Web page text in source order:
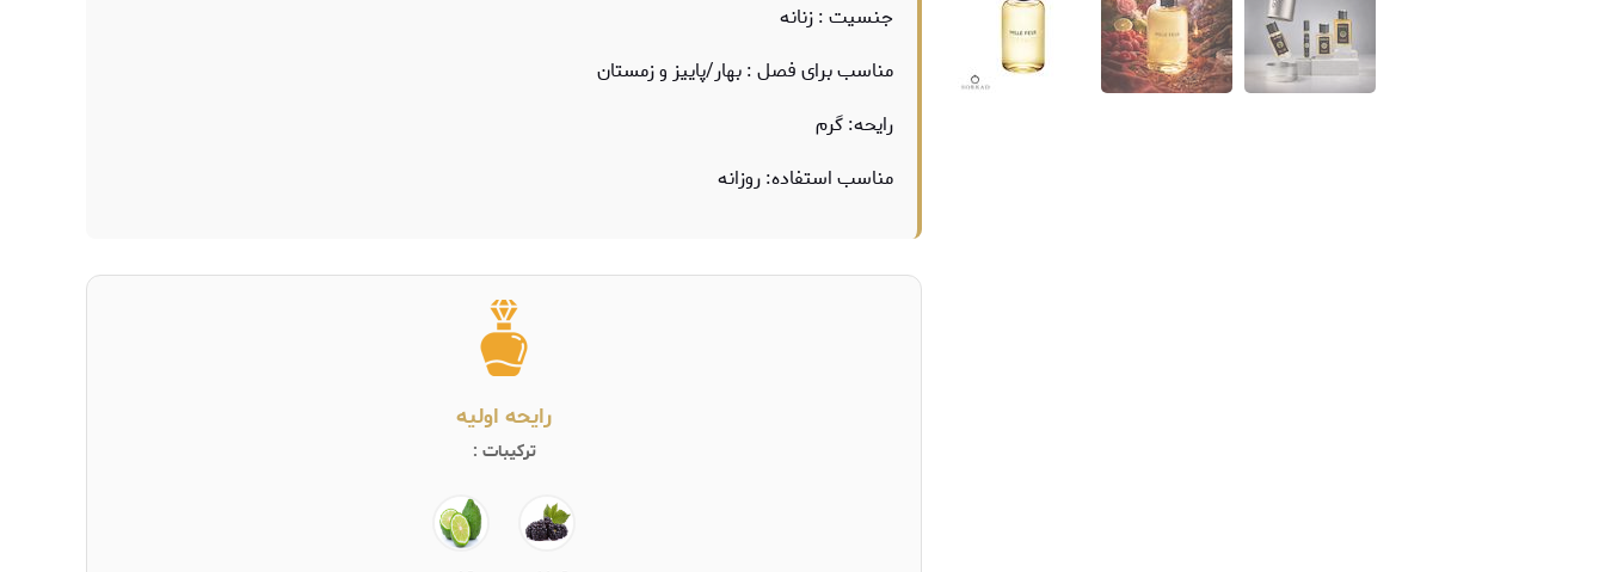
جنسیت : زنانه
مناسب برای فصل : بهار/پاییز و زمستان
رایحه: گرم
مناسب استفاده: روزانه
رایحه اولیه
ترکیبات :